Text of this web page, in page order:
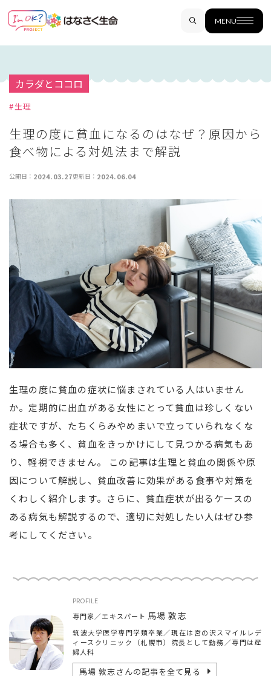
MENU
カラダとココロ
#生理
生理の度に貧血になるのはなぜ？原因から
食べ物による対処法まで解説
公開日： 2024.03.27更新日： 2024.06.04
生理の度に貧血の症状に悩まされている人はいません
か。定期的に出血がある女性にとって貧血は珍しくない
症状ですが、たちくらみやめまいで立っていられなくな
る場合も多く、貧血をきっかけにして見つかる病気もあ
り、軽視できません。 この記事は生理と貧血の関係や原
因について解説し、貧血改善に効果がある食事や対策を
くわしく紹介します。さらに、貧血症状が出るケースの
ある病気も解説するので、適切に対処したい人はぜひ参
考にしてください。
PROFILE
専門家／エキスパート 馬場 敦志
筑波大学医学専門学類卒業／現在は宮の沢スマイルレデ
ィースクリニック（札幌市）院長として勤務／専門は産
婦人科
馬場 敦志さんの記事を全て見る